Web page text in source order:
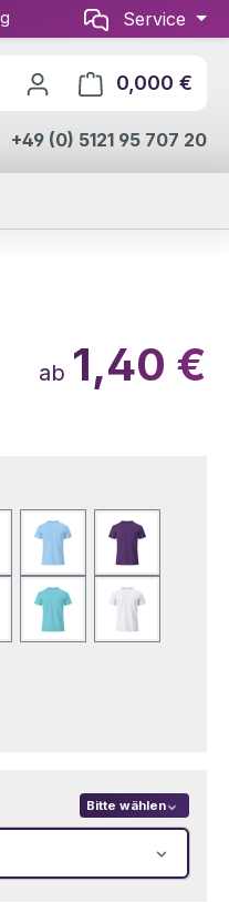
Service
0,000 €
+49 (0) 5121 95 707 20
ab 1,40 €
Hellblau Lila
Türkis Weiß
Bitte wählen